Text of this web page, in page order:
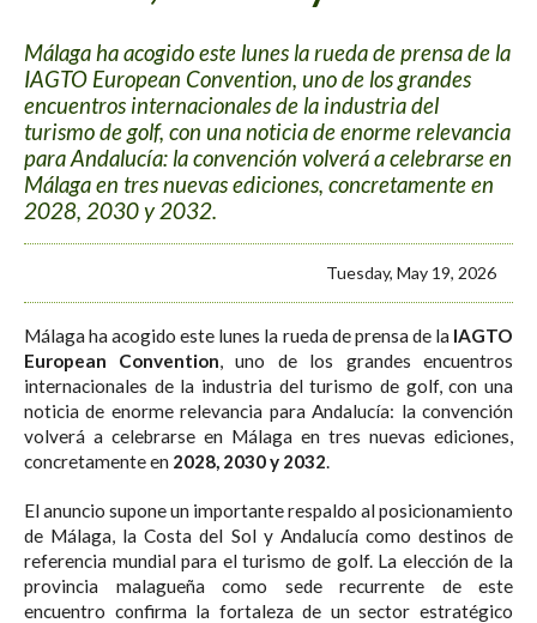
Málaga ha acogido este lunes la rueda de prensa de la
IAGTO European Convention, uno de los grandes
encuentros internacionales de la industria del
turismo de golf, con una noticia de enorme relevancia
para Andalucía: la convención volverá a celebrarse en
Málaga en tres nuevas ediciones, concretamente en
2028, 2030 y 2032.
Tuesday, May 19, 2026
Málaga ha acogido este lunes la rueda de prensa de la IAGTO
European Convention, uno de los grandes encuentros
internacionales de la industria del turismo de golf, con una
noticia de enorme relevancia para Andalucía: la convención
volverá a celebrarse en Málaga en tres nuevas ediciones,
concretamente en 2028, 2030 y 2032.
El anuncio supone un importante respaldo al posicionamiento
de Málaga, la Costa del Sol y Andalucía como destinos de
referencia mundial para el turismo de golf. La elección de la
provincia malagueña como sede recurrente de este
encuentro confirma la fortaleza de un sector estratégico